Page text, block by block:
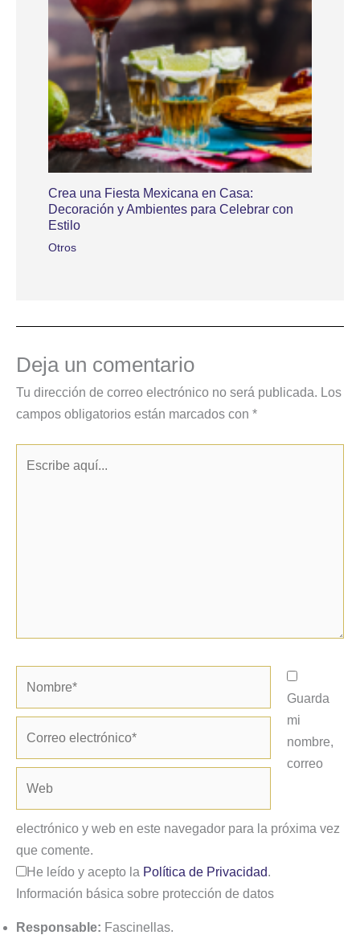
Crea una Fiesta Mexicana en Casa:
Decoración y Ambientes para Celebrar con
Estilo
Otros
Deja un comentario
Tu dirección de correo electrónico no será publicada. Los
campos obligatorios están marcados con *
Guarda
mi
nombre,
correo
electrónico y web en este navegador para la próxima vez
que comente.
He leído y acepto la Política de Privacidad.
Información básica sobre protección de datos
Responsable: Fascinellas.